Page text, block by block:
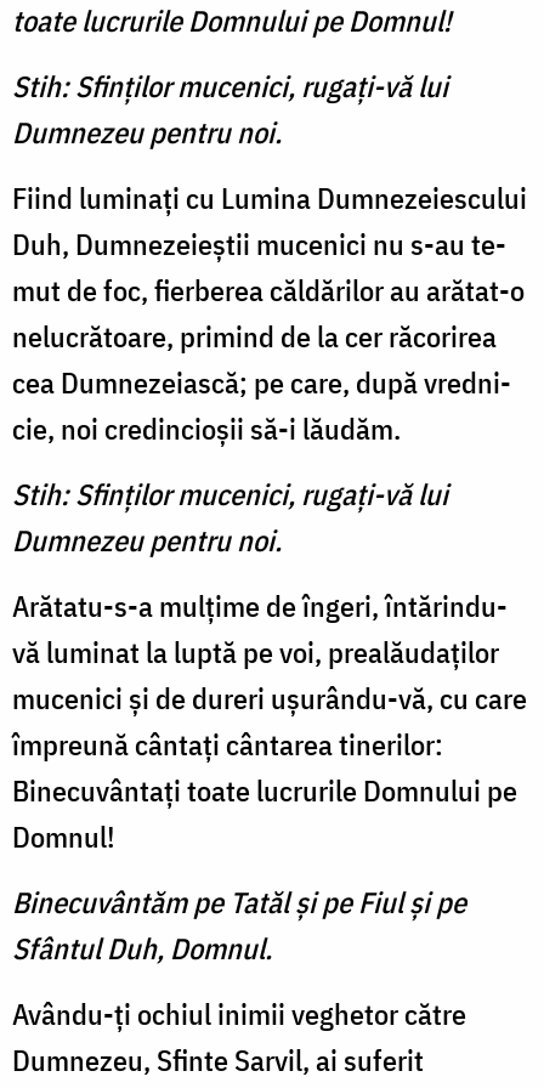
toate lucrurile Domnului pe Domnul!
Stih: Sfinţilor mucenici, rugaţi-vă lui
Dumnezeu pentru noi.
Fiind luminaţi cu Lumina Dumnezeiescului
Duh, Dum­nezeieştii mucenici nu s-au te­
mut de foc, fierberea căldărilor au arătat-o
nelucrătoare, primind de la cer răcorirea
cea Dumnezeiască; pe care, după vredni­
cie, noi credincioşii să-i lăudăm.
Stih: Sfinţilor mucenici, rugaţi-vă lui
Dumnezeu pentru noi.
Arătatu-s-a mulţime de în­geri, întărindu-
vă luminat la luptă pe voi, prealăudaţilor
mucenici şi de dureri uşurându-vă, cu care
împreună cântaţi cântarea tinerilor:
Binecu­vântaţi toate lucrurile Domnu­lui pe
Domnul!
Binecuvântăm pe Tatăl şi pe Fiul şi pe
Sfântul Duh, Domnul.
Avându-ţi ochiul inimii ve­ghetor către
Dumnezeu, Sfinte Sarvil, ai suferit